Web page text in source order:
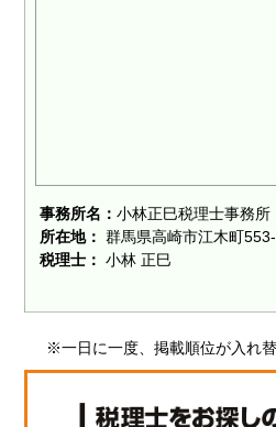
事務所名：小林正巳税理士事務所
所在地： 群馬県高崎市江木町
税理士： 小林 正巳
※一日に一度、掲載順位が入れ替